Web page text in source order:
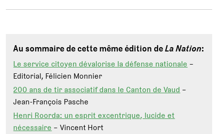
Au sommaire de cette même édition deLa Nation:
Le service citoyen dévalorise la défense nationale –
Editorial, Félicien Monnier
200 ans de tir associatif dans le Canton de Vaud –
Jean-François Pasche
Henri Roorda: un esprit excentrique, lucide et
nécessaire – Vincent Hort